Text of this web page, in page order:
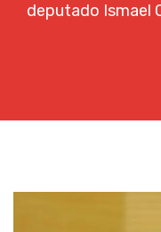
deputado Ismael